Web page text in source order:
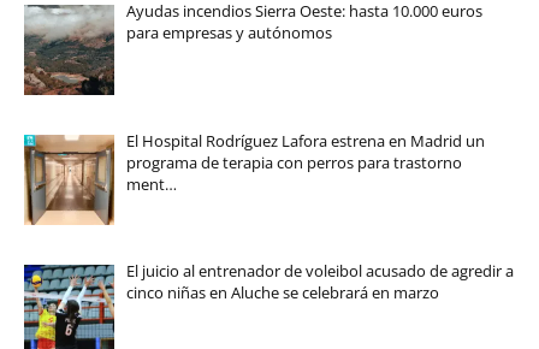
Ayudas incendios Sierra Oeste: hasta 10.000 euros
para empresas y autónomos
El Hospital Rodríguez Lafora estrena en Madrid un
programa de terapia con perros para trastorno
ment…
El juicio al entrenador de voleibol acusado de agredir a
cinco niñas en Aluche se celebrará en marzo